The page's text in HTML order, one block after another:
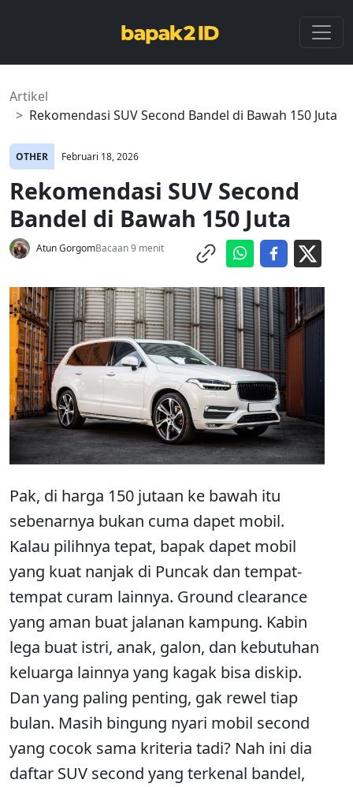
Artikel
Rekomendasi SUV Second Bandel di Bawah 150 Juta
OTHER Februari 18, 2026
Rekomendasi SUV Second
Bandel di Bawah 150 Juta
Atun GorgomBacaan 9 menit
Pak, di harga 150 jutaan ke bawah itu
sebenarnya bukan cuma dapet mobil.
Kalau pilihnya tepat, bapak dapet mobil
yang kuat nanjak di Puncak dan tempat-
tempat curam lainnya. Ground clearance
yang aman buat jalanan kampung. Kabin
lega buat istri, anak, galon, dan kebutuhan
keluarga lainnya yang kagak bisa diskip.
Dan yang paling penting, gak rewel tiap
bulan. Masih bingung nyari mobil second
yang cocok sama kriteria tadi? Nah ini dia
daftar SUV second yang terkenal bandel,